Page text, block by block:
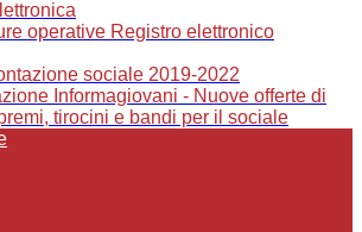
operative Registro elettronico
sociale 2019-2022
Informagiovani - Nuove offerte di
tirocini e bandi per il sociale